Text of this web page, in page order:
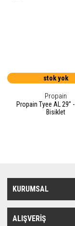
stok yok
Propain
Propain Tyee AL 29”
Bisiklet
KURUMSAL
ALIŞVERİŞ